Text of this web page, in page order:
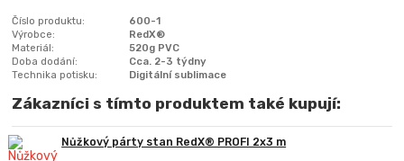
Číslo produktu:
600-1
Výrobce:
RedX®
Materiál:
520g PVC
Doba dodání:
Cca. 2-3 týdny
Technika potisku:
Digitální sublimace
Zákazníci s tímto produktem také kupují:
Nůžkový párty stan RedX® PROFI 2x3 m